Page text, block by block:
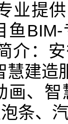
业提
鱼
介：
慧建造
画、
条、